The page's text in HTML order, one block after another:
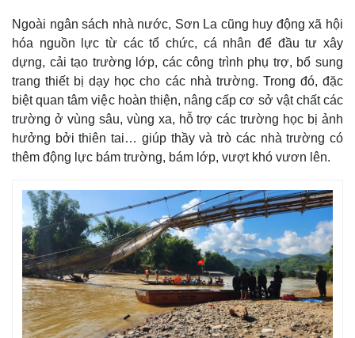
Pháp luật
Vụ án
Tin nóng
Tư vấn luật
Quân sự - Quốc phòng
Vũ khí
Việt Nam
Phân tích
Ngoài ngân sách nhà nước, Sơn La cũng huy động xã hội
hóa nguồn lực từ các tổ chức, cá nhân để đầu tư xây
dựng, cải tạo trường lớp, các công trình phụ trợ, bổ sung
trang thiết bị dạy học cho các nhà trường. Trong đó, đặc
biệt quan tâm việc hoàn thiện, nâng cấp cơ sở vật chất các
trường ở vùng sâu, vùng xa, hỗ trợ các trường học bị ảnh
hưởng bởi thiên tai… giúp thầy và trò các nhà trường có
thêm động lực bám trường, bám lớp, vượt khó vươn lên.